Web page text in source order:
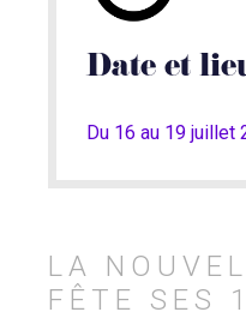
Date et
Du 16 au 19 juillet
LA
FÊTE SES